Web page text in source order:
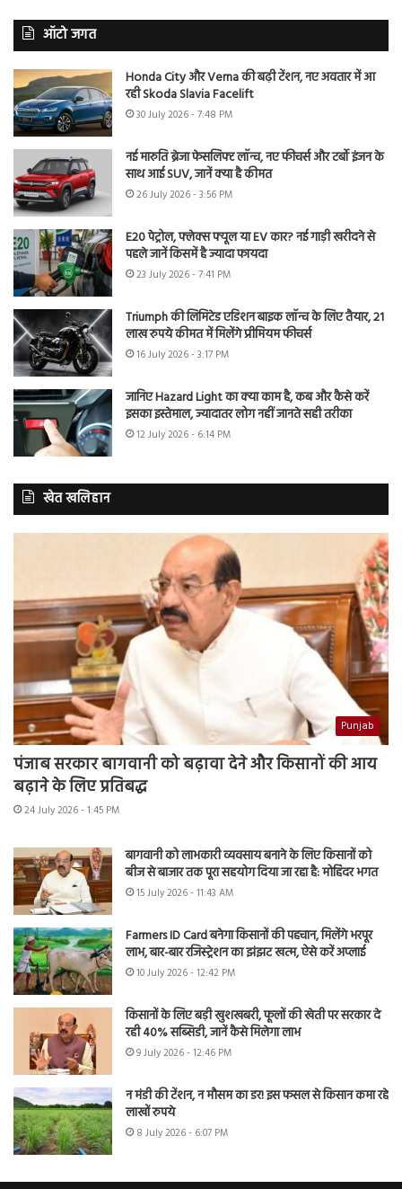
ऑटो जगत
Honda City और Verna की बढ़ी टेंशन, नए अवतार में आ
रही Skoda Slavia Facelift
30 July 2026 - 7:48 PM
नई मारुति ब्रेजा फेसलिफ्ट लॉन्च, नए फीचर्स और टर्बो इंजन के
साथ आई SUV, जानें क्या है कीमत
26 July 2026 - 3:56 PM
E20 पेट्रोल, फ्लेक्स फ्यूल या EV कार? नई गाड़ी खरीदने से
पहले जानें किसमें है ज्यादा फायदा
23 July 2026 - 7:41 PM
Triumph की लिमिटेड एडिशन बाइक लॉन्च के लिए तैयार, 21
लाख रुपये कीमत में मिलेंगे प्रीमियम फीचर्स
16 July 2026 - 3:17 PM
जानिए Hazard Light का क्या काम है, कब और कैसे करें
इसका इस्तेमाल, ज्यादातर लोग नहीं जानते सही तरीका
12 July 2026 - 6:14 PM
खेत खलिहान
Punjab
पंजाब सरकार बागवानी को बढ़ावा देने और किसानों की आय
बढ़ाने के लिए प्रतिबद्ध
24 July 2026 - 1:45 PM
बागवानी को लाभकारी व्यवसाय बनाने के लिए किसानों को
बीज से बाजार तक पूरा सहयोग दिया जा रहा है: मोहिंदर भगत
15 July 2026 - 11:43 AM
Farmers ID Card बनेगा किसानों की पहचान, मिलेंगे भरपूर
लाभ, बार-बार रजिस्ट्रेशन का झंझट खत्म, ऐसे करें अप्लाई
10 July 2026 - 12:42 PM
किसानों के लिए बड़ी खुशखबरी, फूलों की खेती पर सरकार दे
रही 40% सब्सिडी, जानें कैसे मिलेगा लाभ
9 July 2026 - 12:46 PM
न मंडी की टेंशन, न मौसम का डर! इस फसल से किसान कमा रहे
लाखों रुपये
8 July 2026 - 6:07 PM